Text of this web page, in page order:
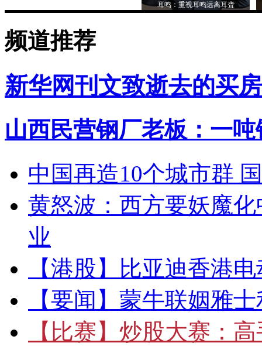
耳鸣：重视耳鸣远离耳聋
频道推荐
新华网刊文致逝去的买
山西民营钢厂老板：一
中国再造10个城市群
黄怒波：西方要妖魔
业
【港股】
比亚迪香港
【要闻】 蒙牛联姻雅
【比赛】 炒股大赛：高